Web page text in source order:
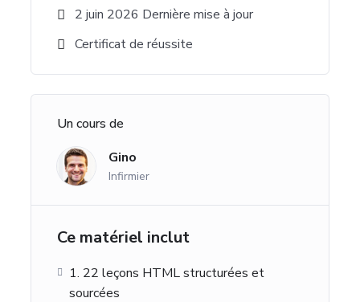
2 juin 2026 Dernière mise à jour
Certificat de réussite
Un cours de
Gino
Infirmier
Ce matériel inclut
1. 22 leçons HTML structurées et
sourcées